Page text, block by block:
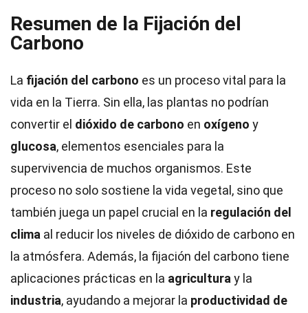
Resumen de la Fijación del
Carbono
La fijación del carbono es un proceso vital para la
vida en la Tierra. Sin ella, las plantas no podrían
convertir el dióxido de carbono en oxígeno y
glucosa, elementos esenciales para la
supervivencia de muchos organismos. Este
proceso no solo sostiene la vida vegetal, sino que
también juega un papel crucial en la regulación del
clima al reducir los niveles de dióxido de carbono en
la atmósfera. Además, la fijación del carbono tiene
aplicaciones prácticas en la agricultura y la
industria, ayudando a mejorar la productividad de